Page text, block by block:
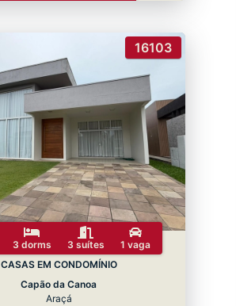
16103
3 dorms 3 suítes
1 vaga
CASAS EM CONDOMÍNIO
Capão da Canoa
Araçá